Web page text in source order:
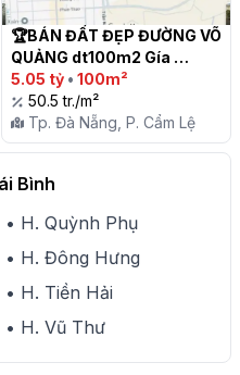
🏆BÁN ĐẤT ĐẸP ĐƯỜNG VÕ
QUẢNG dt100m2 Gía
5ty050 tl nhẹ
5.05 tỷ • 100m²
50.5 tr./m²
Tp. Đà Nẵng, P. Cẩm Lệ
Bình
• H. Quỳnh Phụ
• H. Đông Hưng
• H. Tiền Hải
• H. Vũ Thư